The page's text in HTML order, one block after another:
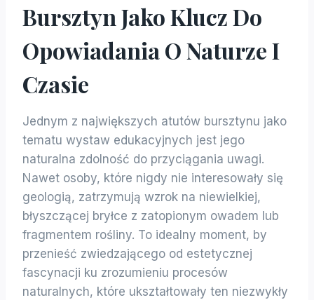
Bursztyn Jako Klucz Do
Opowiadania O Naturze I
Czasie
Jednym z największych atutów bursztynu jako
tematu wystaw edukacyjnych jest jego
naturalna zdolność do przyciągania uwagi.
Nawet osoby, które nigdy nie interesowały się
geologią, zatrzymują wzrok na niewielkiej,
błyszczącej bryłce z zatopionym owadem lub
fragmentem rośliny. To idealny moment, by
przenieść zwiedzającego od estetycznej
fascynacji ku zrozumieniu procesów
naturalnych, które ukształtowały ten niezwykły